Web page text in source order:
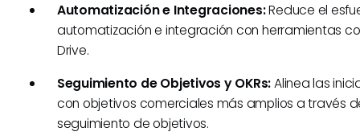
Automatización e Integraciones:Reduce el
automatización e integración con herramientas
Drive.
Seguimiento de Objetivos y OKRs:Alinea las
con objetivos comerciales más amplios a través
seguimiento de objetivos.